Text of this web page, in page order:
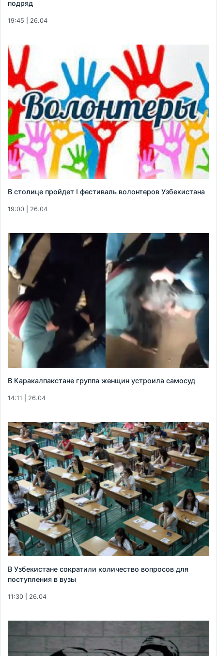
подряд
19:45 | 26.04
В столице пройдет I фестиваль волонтеров Узбекистана
19:00 | 26.04
В Каракалпакстане группа женщин устроила самосуд
14:11 | 26.04
В Узбекистане сократили количество вопросов для
поступления в вузы
11:30 | 26.04